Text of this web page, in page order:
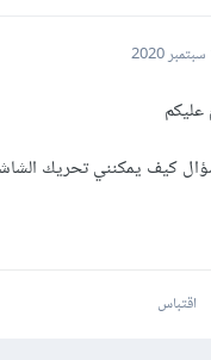
عليكم
كيف يمكنني تحريك
اقتباس